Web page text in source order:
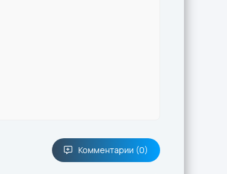
Комментарии (0)